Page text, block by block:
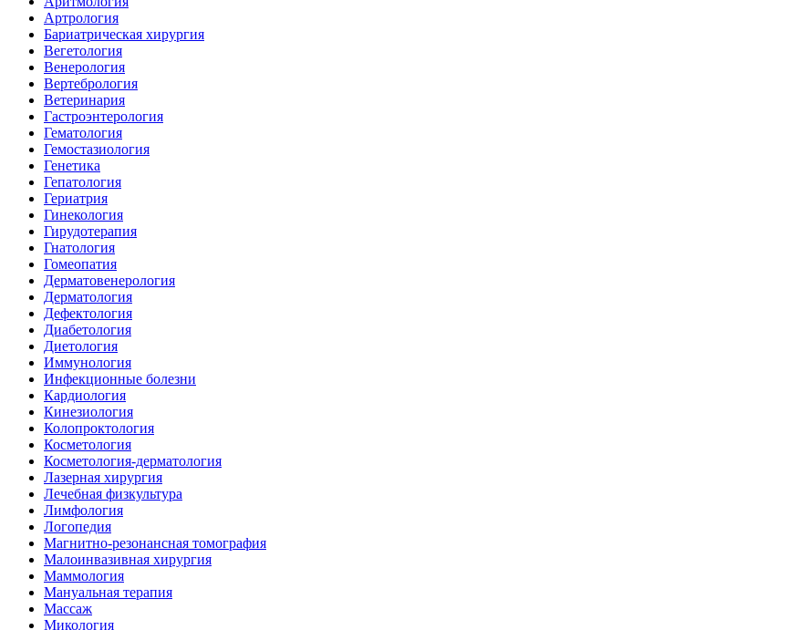
Артрология
Бариатрическая хирургия
Вегетология
Венерология
Вертебрология
Ветеринария
Гастроэнтерология
Гематология
Гемостазиология
Генетика
Гепатология
Гериатрия
Гинекология
Гирудотерапия
Гнатология
Гомеопатия
Дерматовенерология
Дерматология
Дефектология
Диабетология
Диетология
Иммунология
Инфекционные болезни
Кардиология
Кинезиология
Колопроктология
Косметология
Косметология-дерматология
Лазерная хирургия
Лечебная физкультура
Лимфология
Логопедия
Магнитно-резонансная томография
Малоинвазивная хирургия
Маммология
Мануальная терапия
Массаж
Микология